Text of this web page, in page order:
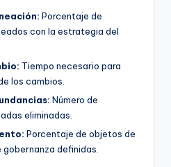
Porcentaje de
con la estrategia del
Tiempo necesario para
los cambios.
Número de
eliminadas.
Porcentaje de objetos de
definidas.